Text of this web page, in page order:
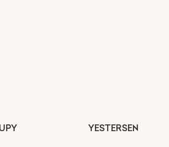
YESTERSEN